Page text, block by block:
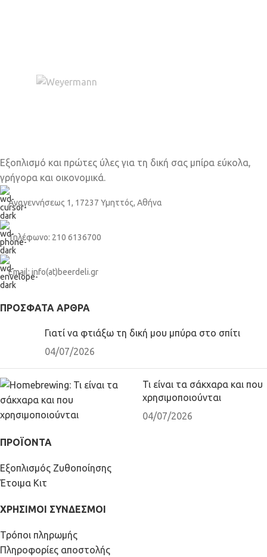
Εξοπλισμό και πρώτες ύλες για τη δική σας μπίρα εύκολα,
γρήγορα και οικονομικά.
Αναγεννήσεως 1, 17237 Υμηττός, Αθήνα
Τηλέφωνο: 210 6136700
Email: info(at)beerdeli.gr
ΠΡΌΣΦΑΤΑ ΆΡΘΡΑ
Γιατί να φτιάξω τη δική μου μπύρα στο σπίτι
04/07/2026
Τι είναι τα σάκχαρα και που
χρησιμοποιούνται
04/07/2026
ΠΡΟΪΟΝΤΑ
Εξοπλισμός Ζυθοποίησης
Έτοιμα Κιτ
ΧΡΗΣΙΜΟΙ ΣΥΝΔΕΣΜΟΙ
Τρόποι πληρωμής
Πληροφορίες αποστολής